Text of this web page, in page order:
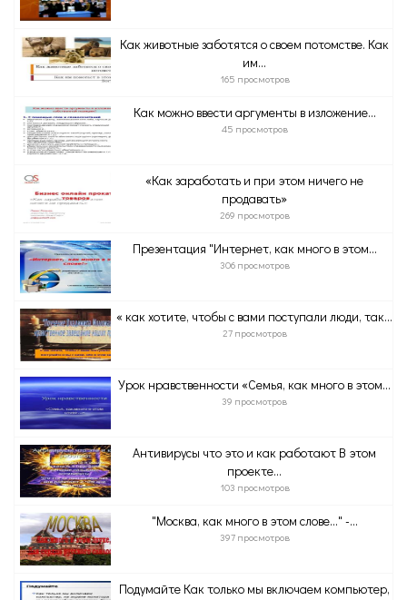
Как животные заботятся о своем потомстве. Как
им...
165 просмотров
Как можно ввести аргументы в изложение...
45 просмотров
«Как заработать и при этом ничего не
продавать»
269 просмотров
Презентация "Интернет, как много в этом...
306 просмотров
« как хотите, чтобы с вами поступали люди, так...
27 просмотров
Урок нравственности «Семья, как много в этом...
39 просмотров
Антивирусы что это и как работают В этом
проекте...
103 просмотров
"Москва, как много в этом слове..." -...
397 просмотров
Подумайте Как только мы включаем компьютер,